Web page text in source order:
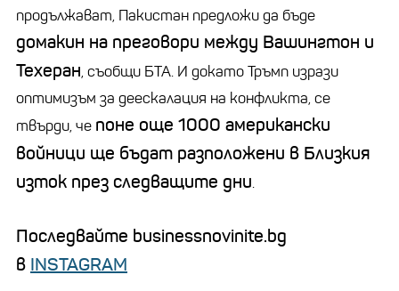
продължават, Пакистан предложи да бъде
домакин на преговори между Вашингтон и
Техеран, съобщи БТА. И докато Тръмп изрази
оптимизъм за деескалация на конфликта, се
твърди, че поне още 1000 американски
войници ще бъдат разположени в Близкия
изток през следващите дни.
Последвайте businessnovinite.bg
в INSTAGRAM